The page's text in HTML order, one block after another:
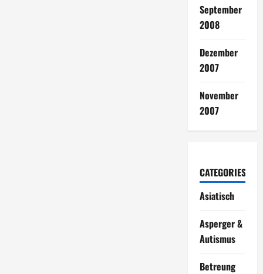
September
2008
Dezember
2007
November
2007
CATEGORIES
Asiatisch
Asperger &
Autismus
Betreung